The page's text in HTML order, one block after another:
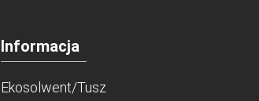
Informacja
Ekosolwent/Tusz